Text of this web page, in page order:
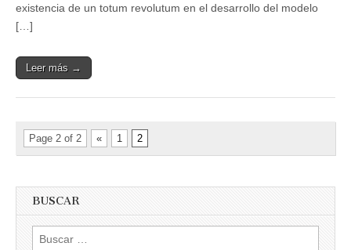
existencia de un totum revolutum en el desarrollo del modelo
[…]
Leer más →
Page 2 of 2 « 1 2
BUSCAR
Buscar: